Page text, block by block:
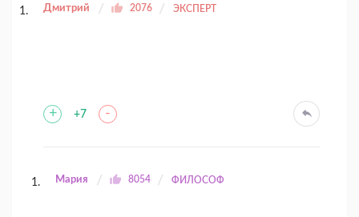
Дмитрий 2076 ЭКСПЕРТ
+ +7 -
Мария 8054 ФИЛОСОФ